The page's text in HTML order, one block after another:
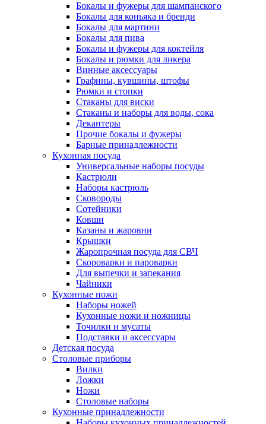
Бокалы и фужеры для шампанского
Бокалы для коньяка и бренди
Бокалы для мартини
Бокалы для пива
Бокалы и фужеры для коктейля
Бокалы и рюмки для ликера
Винные аксессуары
Графины, кувшины, штофы
Рюмки и стопки
Стаканы для виски
Стаканы и наборы для воды, сока
Декантеры
Прочие бокалы и фужеры
Барные принадлежности
Кухонная посуда
Универсальные наборы посуды
Кастрюли
Наборы кастрюль
Сковороды
Сотейники
Ковши
Казаны и жаровни
Крышки
Жаропрочная посуда для СВЧ
Скороварки и пароварки
Для выпечки и запекания
Чайники
Кухонные ножи
Наборы ножей
Кухонные ножи и ножницы
Точилки и мусаты
Подставки и аксессуары
Детская посуда
Столовые приборы
Вилки
Ложки
Ножи
Столовые наборы
Кухонные принадлежности